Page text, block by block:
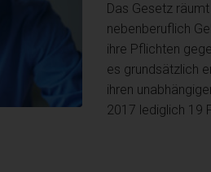
Das Gesetz
nebenberuflich
ihre Pflichten
es grundsätzlich
ihren
2017 lediglich 19